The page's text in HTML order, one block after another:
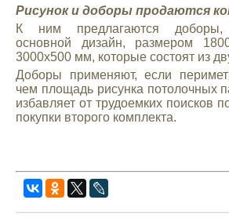
Рисунок и доборы продаются
К ним предлагаются доборы,
основной дизайн, размером
3000х500 мм, которые состоят из
Доборы применяют, если
чем площадь рисунка потолочных
избавляет от трудоемких поисков
покупки второго комплекта.
УАЗ
Дополнительные товары